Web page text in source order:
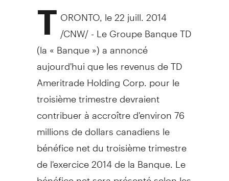
T ORONTO , le 22 juill. 2014
/CNW/ -Le Groupe Banque TD
(la « Banque ») a annoncé
aujourd'hui que les revenus de TD
Ameritrade Holding Corp. pour le
troisième trimestre devraient
contribuer à accroître d'environ 76
millions de dollars canadiens le
bénéfice net du troisième trimestre
de l'exercice 2014 de la Banque. Le
bénéfice net sera présenté selon les